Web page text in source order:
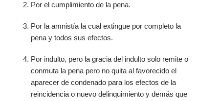
Por el cumplimiento de la pena.
Por la amnistía la cual extingue por completo la
pena y todos sus efectos.
Por indulto, pero la gracia del indulto solo remite o
conmuta la pena pero no quita al favorecido el
aparecer de condenado para los efectos de la
reincidencia o nuevo delinquimiento y demás que